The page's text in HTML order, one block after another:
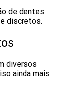
de dentes
discretos.
diversos
ainda mais